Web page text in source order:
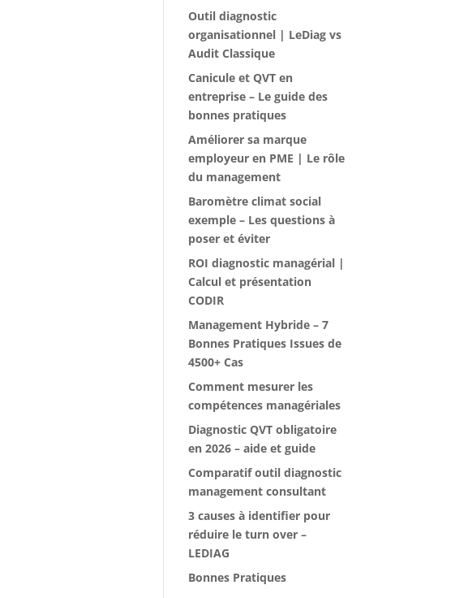
Outil diagnostic
organisationnel | LeDiag vs
Audit Classique
Canicule et QVT en
entreprise – Le guide des
bonnes pratiques
Améliorer sa marque
employeur en PME | Le rôle
du management
Baromètre climat social
exemple – Les questions à
poser et éviter
ROI diagnostic managérial |
Calcul et présentation
CODIR
Management Hybride – 7
Bonnes Pratiques Issues de
4500+ Cas
Comment mesurer les
compétences managériales
Diagnostic QVT obligatoire
en 2026 – aide et guide
Comparatif outil diagnostic
management consultant
3 causes à identifier pour
réduire le turn over –
LEDIAG
Bonnes Pratiques